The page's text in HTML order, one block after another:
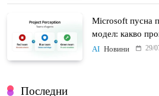
Microsoft пусна
модел: какво
и Project
AI Новини 29/
Последни